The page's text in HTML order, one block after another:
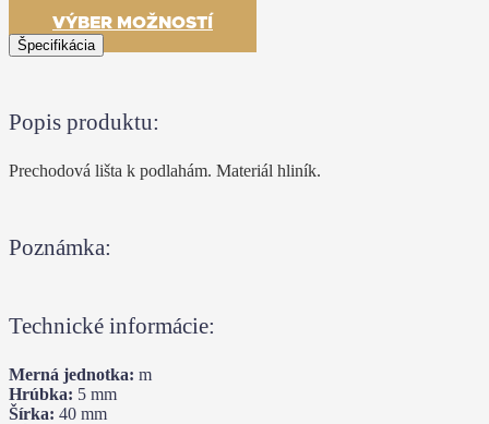
VÝBER MOŽNOSTÍ
Špecifikácia
Popis produktu:
Prechodová lišta k podlahám. Materiál hliník.
Poznámka:
Technické informácie:
Merná jednotka: m
Hrúbka: 5 mm
Šírka: 40 mm